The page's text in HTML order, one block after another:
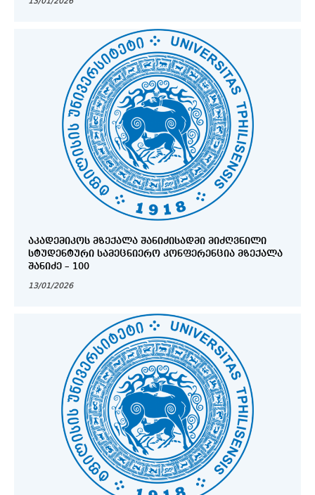
ᲐᲙᲐᲓᲔᲛᲘᲙᲝᲡ ᲛᲖᲔᲥᲐᲚᲐ ᲨᲐᲜᲘᲫᲘᲡᲐᲓᲛᲘ ᲛᲘᲫᲦᲕᲜᲘᲚᲘ
ᲡᲢᲣᲓᲔᲜᲢᲣᲠᲘ ᲡᲐᲛᲔᲪᲜᲘᲔᲠᲝ ᲙᲝᲜᲤᲔᲠᲔᲜᲪᲘᲐ ᲛᲖᲔᲥᲐᲚᲐ
ᲨᲐᲜᲘᲫᲔ – 100
13/01/2026